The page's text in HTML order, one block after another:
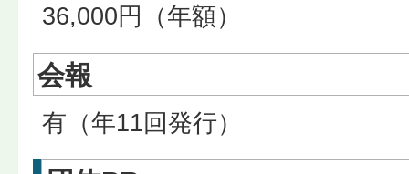
36,000円（年額）
会報
有（年11回発行）